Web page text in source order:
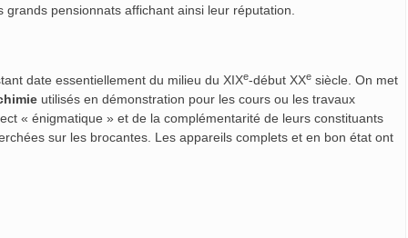
pensionnats affichant ainsi leur réputation.
date essentiellement du milieu du XIXe-début XXe siècle. On met
utilisés en démonstration pour les cours ou les travaux
« énigmatique » et de la complémentarité de leurs constituants
sur les brocantes. Les appareils complets et en bon état ont